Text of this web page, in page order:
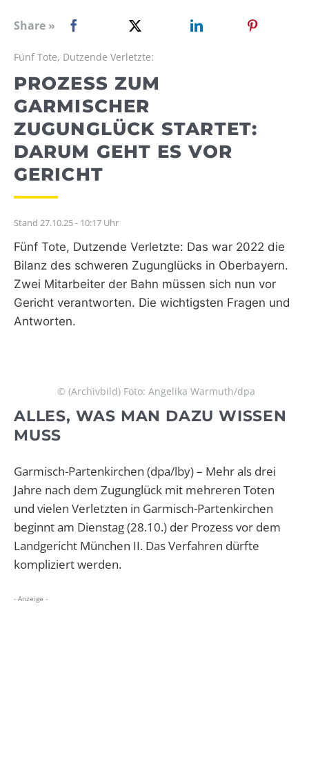
WEBRADIO
Share »
Fünf Tote, Dutzende Verletzte:
PROZESS ZUM
GARMISCHER
ZUGUNGLÜCK STARTET:
DARUM GEHT ES VOR
GERICHT
Stand 27.10.25 - 10:17 Uhr
Fünf Tote, Dutzende Verletzte: Das war 2022 die
Bilanz des schweren Zugunglücks in Oberbayern.
Zwei Mitarbeiter der Bahn müssen sich nun vor
Gericht verantworten. Die wichtigsten Fragen und
Antworten.
© (Archivbild) Foto: Angelika Warmuth/dpa
ALLES, WAS MAN DAZU WISSEN
MUSS
Garmisch-Partenkirchen (dpa/lby) – Mehr als drei
Jahre nach dem Zugunglück mit mehreren Toten
und vielen Verletzten in Garmisch-Partenkirchen
beginnt am Dienstag (28.10.) der Prozess vor dem
Landgericht München II. Das Verfahren dürfte
kompliziert werden.
- Anzeige -